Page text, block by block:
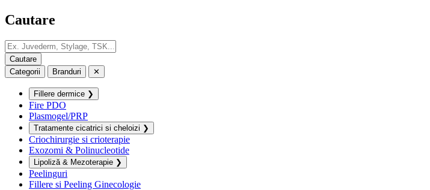
Cautare
Categorii Branduri ✕
Fillere dermice ❯
Fire PDO
Plasmogel/PRP
Tratamente cicatrici si cheloizi ❯
Criochirurgie si crioterapie
Exozomi & Polinucleotide
Lipoliză & Mezoterapie ❯
Peelinguri
Fillere si Peeling Ginecologie